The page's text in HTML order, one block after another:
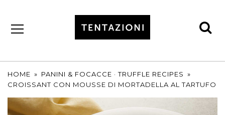
HOME » PANINI & FOCACCE ·TRUFFLE RECIPES »
CROISSANT CON MOUSSE DI MORTADELLA AL TARTUFO